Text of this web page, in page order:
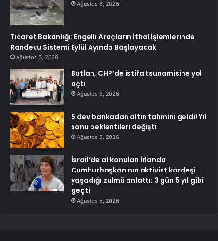
Ağustos 6, 2026
Ticaret Bakanlığı: Engelli Araçların İthal İşlemlerinde
Randevu Sistemi Eylül Ayında Başlayacak
Ağustos 5, 2026
Butlan, CHP’de istifa tsunamisine yol
açtı
Ağustos 5, 2026
5 dev bankadan altın tahmini geldi! Yıl
sonu beklentileri değişti
Ağustos 5, 2026
İsrail’de alıkonulan İrlanda
Cumhurbaşkanının aktivist kardeşi
yaşadığı zulmü anlattı: 3 gün 5 yıl gibi
geçti
Ağustos 5, 2026